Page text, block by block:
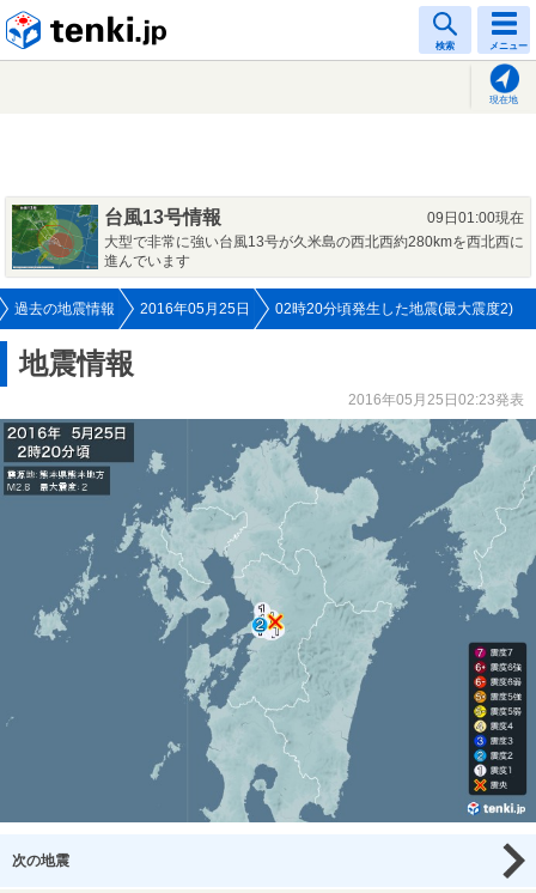
検索 メニュー
現在地
台風13号情報
09日01:00現在
大型で非常に強い台風13号が久米島の西北西約280kmを西北西に
進んでいます
過去の地震情報 2016年05月25日 02時20分頃発生した地震(最大震度2)
地震情報
2016年05月25日02:23発表
次の地震